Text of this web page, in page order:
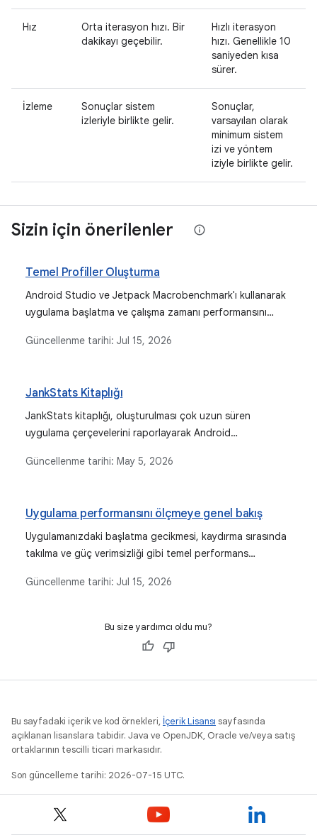
Hız
Orta iterasyon hızı. Bir
dakikayı geçebilir.
Hızlı iterasyon
hızı. Genellikle 10
saniyeden kısa
sürer.
İzleme
Sonuçlar sistem
izleriyle birlikte gelir.
Sonuçlar,
varsayılan olarak
minimum sistem
izi ve yöntem
iziyle birlikte gelir.
Sizin için önerilenler
Temel Profiller Oluşturma
Android Studio ve Jetpack Macrobenchmark'ı kullanarak
uygulama başlatma ve çalışma zamanı performansını
Güncellenme tarihi: Jul 15, 2026
JankStats Kitaplığı
JankStats kitaplığı, oluşturulması çok uzun süren
uygulama çerçevelerini raporlayarak Android
analiz etmenize yardımcı olur. Ayrıca, jank sezgileri ve
Güncellenme tarihi: May 5, 2026
Uygulama performansını ölçmeye genel bakış
Uygulamanızdaki başlatma gecikmesi, kaydırma sırasında
takılma ve güç verimsizliği gibi temel performans
Güncellenme tarihi: Jul 15, 2026
Bu size yardımcı oldu mu?
Bu sayfadaki içerik ve kod örnekleri, İçerik Lisansı sayfasında
açıklanan lisanslara tabidir. Java ve OpenJDK, Oracle ve/veya satış
ortaklarının tescilli ticari markasıdır.
Son güncelleme tarihi: 2026-07-15 UTC.